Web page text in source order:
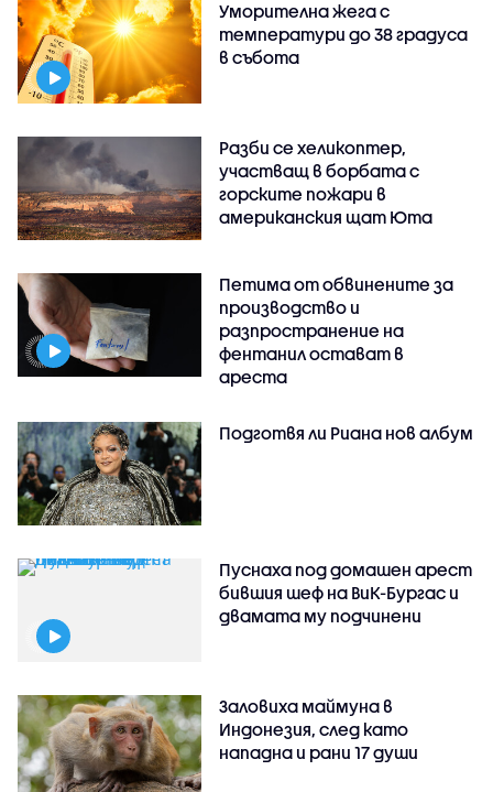
Уморителна жега с
температури до 38 градуса
в събота
Разби се хеликоптер,
участващ в борбата с
горските пожари в
американския щат Юта
Петима от обвинените за
производство и
разпространение на
фентанил остават в
ареста
Подготвя ли Риана нов албум
Пуснаха под домашен арест
бившия шеф на ВиК-Бургас и
двамата му подчинени
Заловиха маймуна в
Индонезия, след като
нападна и рани 17 души